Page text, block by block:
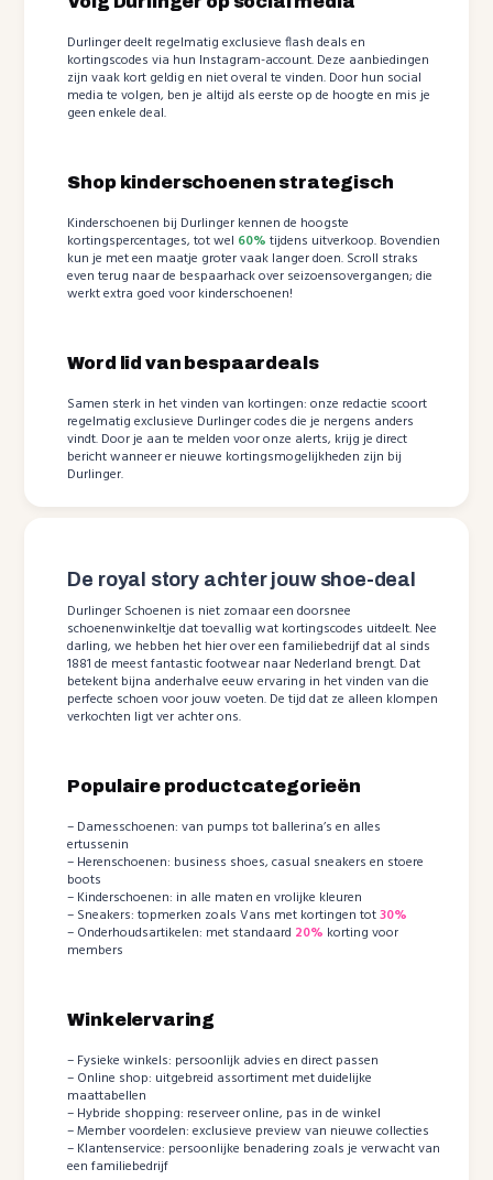
Durlinger deelt regelmatig exclusieve flash deals en
kortingscodes via hun Instagram-account. Deze aanbiedingen
zijn vaak kort geldig en niet overal te vinden. Door hun social
media te volgen, ben je altijd als eerste op de hoogte en mis je
geen enkele deal.
Shop kinderschoenen strategisch
Kinderschoenen bij Durlinger kennen de hoogste
kortingspercentages, tot wel 60% tijdens uitverkoop. Bovendien
kun je met een maatje groter vaak langer doen. Scroll straks
even terug naar de bespaarhack over seizoensovergangen; die
werkt extra goed voor kinderschoenen!
Word lid van bespaardeals
Samen sterk in het vinden van kortingen: onze redactie scoort
regelmatig exclusieve Durlinger codes die je nergens anders
vindt. Door je aan te melden voor onze alerts, krijg je direct
bericht wanneer er nieuwe kortingsmogelijkheden zijn bij
Durlinger.
De royal story achter jouw shoe-deal
Durlinger Schoenen is niet zomaar een doorsnee
schoenenwinkeltje dat toevallig wat kortingscodes uitdeelt. Nee
darling, we hebben het hier over een familiebedrijf dat al sinds
1881 de meest fantastic footwear naar Nederland brengt. Dat
betekent bijna anderhalve eeuw ervaring in het vinden van die
perfecte schoen voor jouw voeten. De tijd dat ze alleen klompen
verkochten ligt ver achter ons.
Populaire productcategorieën
– Damesschoenen: van pumps tot ballerina’s en alles
ertussenin
– Herenschoenen: business shoes, casual sneakers en stoere
boots
– Kinderschoenen: in alle maten en vrolijke kleuren
– Sneakers: topmerken zoals Vans met kortingen tot30%
– Onderhoudsartikelen: met standaard 20% korting voor
members
Winkelervaring
– Fysieke winkels: persoonlijk advies en direct passen
– Online shop: uitgebreid assortiment met duidelijke
maattabellen
– Hybride shopping: reserveer online, pas in de winkel
– Member voordelen: exclusieve preview van nieuwe collecties
– Klantenservice: persoonlijke benadering zoals je verwacht van
een familiebedrijf